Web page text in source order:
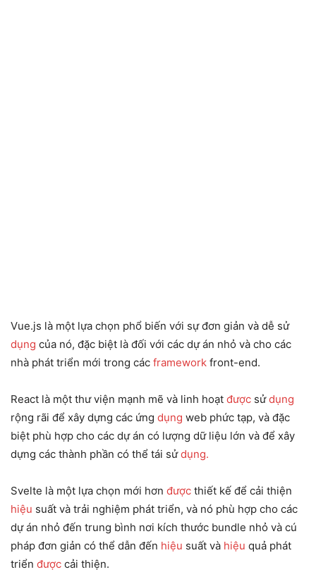
Vue.js là một lựa chọn phổ biến với sự đơn giản và dễ sử
dụng của nó, đặc biệt là đối với các dự án nhỏ và cho các
nhà phát triển mới trong các framework front-end.
React là một thư viện mạnh mẽ và linh hoạt được sửdụng
rộng rãi để xây dựng các ứng dụng web phức tạp, và đặc
biệt phù hợp cho các dự án có lượng dữ liệu lớn và để xây
dựng các thành phần có thể tái sửdụng.
Svelte là một lựa chọn mới hơn được thiết kế để cải thiện
hiệu suất và trải nghiệm phát triển, và nó phù hợp cho các
dự án nhỏ đến trung bình nơi kích thước bundle nhỏ và cú
pháp đơn giản có thể dẫn đến hiệu suất và hiệu quả phát
triển được cải thiện.